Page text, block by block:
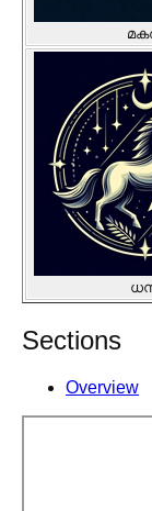
Sections
Overview